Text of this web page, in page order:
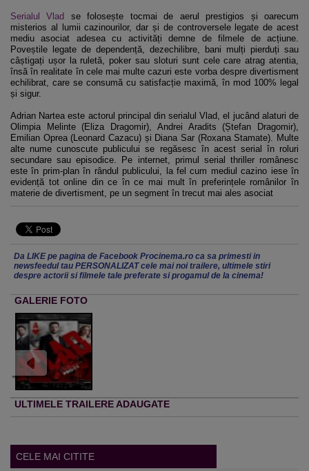
Serialul Vlad se folosește tocmai de aerul prestigios și oarecum
misterios al lumii cazinourilor, dar și de controversele legate de acest
mediu asociat adesea cu activități demne de filmele de acțiune.
Poveștile legate de dependență, dezechilibre, bani mulți pierduți sau
câștigați ușor la ruletă, poker sau sloturi sunt cele care atrag atentia,
însă în realitate în cele mai multe cazuri este vorba despre divertisment
echilibrat, care se consumă cu satisfacție maximă, în mod 100% legal
și sigur.
Adrian Nartea este actorul principal din serialul Vlad, el jucând alaturi de
Olimpia Melinte (Eliza Dragomir), Andrei Aradits (Ștefan Dragomir),
Emilian Oprea (Leonard Cazacu) și Diana Sar (Roxana Stamate). Multe
alte nume cunoscute publicului se regăsesc în acest serial în roluri
secundare sau episodice. Pe internet, primul serial thriller românesc
este în prim-plan în rândul publicului, la fel cum mediul cazino iese în
evidență tot online din ce în ce mai mult în preferințele românilor în
materie de divertisment, pe un segment în trecut mai ales asociat
Da LIKE pe pagina de Facebook Procinema.ro ca sa primesti in
newsfeedul tau PERSONALIZAT cele mai noi trailere, ultimele stiri
despre actorii si filmele tale preferate si progamul de la cinema!
GALERIE FOTO
ULTIMELE TRAILERE ADAUGATE
CELE MAI CITITE